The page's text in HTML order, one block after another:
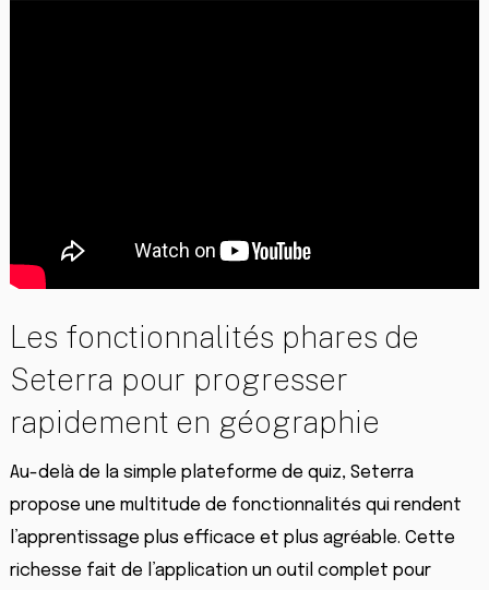
Les fonctionnalités phares de
Seterra pour progresser
rapidement en géographie
Au-delà de la simple plateforme de quiz, Seterra
propose une multitude de fonctionnalités qui rendent
l’apprentissage plus efficace et plus agréable. Cette
richesse fait de l’application un outil complet pour